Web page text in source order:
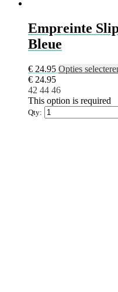
Empreinte
Bleue
€ 24.95 Opties
€ 24.95
42 44 46
This option is required
Qty: